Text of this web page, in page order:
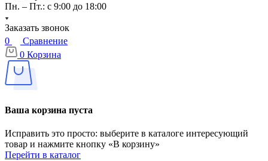
Пн. – Пт.: с 9:00 до 18:00
Заказать звонок
0
Сравнение
0 Корзина
Ваша корзина пуста
Исправить это просто: выберите в каталоге интересующий
товар и нажмите кнопку «В корзину»
Перейти в каталог